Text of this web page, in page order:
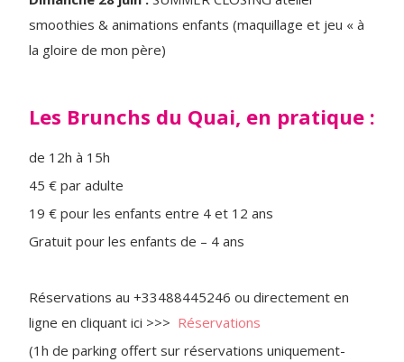
smoothies & animations enfants (maquillage et jeu « à
la gloire de mon père)
Les Brunchs du Quai, en pratique :
de 12h à 15h
45 € par adulte
19 € pour les enfants entre 4 et 12 ans
Gratuit pour les enfants de – 4 ans
Réservations au +33488445246 ou directement en
ligne en cliquant ici >>> Réservations
(1h de parking offert sur réservations uniquement-